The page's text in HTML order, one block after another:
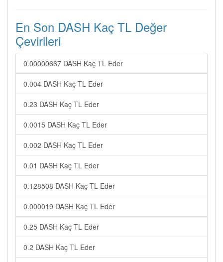
En Son DASH Kaç TL Değer
Çevirileri
0.00000667 DASH Kaç TL Eder
0.004 DASH Kaç TL Eder
0.23 DASH Kaç TL Eder
0.0015 DASH Kaç TL Eder
0.002 DASH Kaç TL Eder
0.01 DASH Kaç TL Eder
0.128508 DASH Kaç TL Eder
0.000019 DASH Kaç TL Eder
0.25 DASH Kaç TL Eder
0.2 DASH Kaç TL Eder